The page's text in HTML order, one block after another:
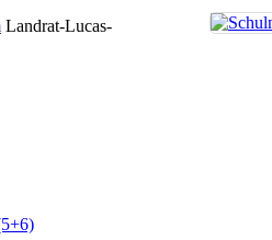
Landrat-Lucas-